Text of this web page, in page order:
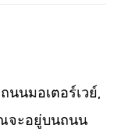
นมอเตอร์เวย์,
ณจะอยู่บนถนน